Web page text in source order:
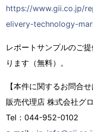
https://www.gii.co.jp/
elivery-technology-
レポートサンプルのご
ります（無料）。
【本件に関するお問合せ
販売代理店 株式会社グ
Tel：044-952-0102